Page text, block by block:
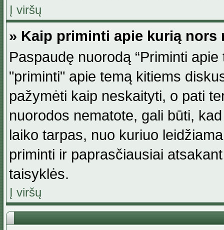
Į viršų
» Kaip priminti apie kurią nors
Paspaudę nuorodą “Priminti
"priminti" apie temą kitiems
pažymėti kaip neskaityti, o pati
nuorodos nematote, gali būti,
laiko tarpas, nuo kuriuo
priminti ir paprasčiausiai
taisyklės.
Į viršų